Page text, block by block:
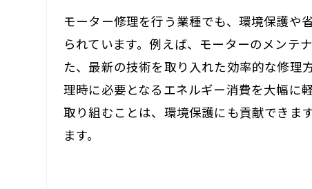
モーター修理を行う業種でも、環境保護や
られています。例えば、モーターのメンテ
た、最新の技術を取り入れた効率的な修理
理時に必要となるエネルギー消費を大幅に
取り組むことは、環境保護にも貢献できま
ます。